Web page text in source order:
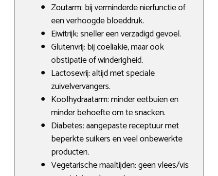
Zoutarm: bij verminderde nierfunctie of
een verhoogde bloeddruk.
Eiwitrijk: sneller een verzadigd gevoel.
Glutenvrij: bij coeliakie, maar ook
obstipatie of winderigheid.
Lactosevrij: altijd met speciale
zuivelvervangers.
Koolhydraatarm: minder eetbuien en
minder behoefte om te snacken.
Diabetes: aangepaste receptuur met
beperkte suikers en veel onbewerkte
producten.
Vegetarische maaltijden: geen vlees/vis